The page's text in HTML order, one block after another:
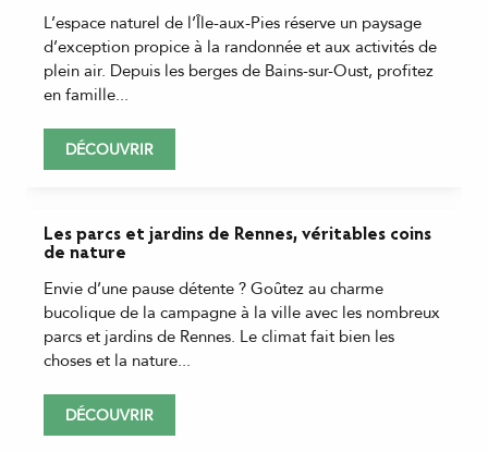
L’espace naturel de l’Île-aux-Pies réserve un paysage
d’exception propice à la randonnée et aux activités de
plein air. Depuis les berges de Bains-sur-Oust, profitez
en famille...
DÉCOUVRIR
Les parcs et jardins de Rennes, véritables coins
de nature
Envie d’une pause détente ? Goûtez au charme
bucolique de la campagne à la ville avec les nombreux
parcs et jardins de Rennes. Le climat fait bien les
choses et la nature...
DÉCOUVRIR